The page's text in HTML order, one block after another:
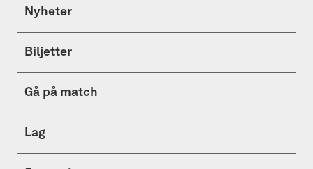
Nyheter
Biljetter
Gå på match
Lag